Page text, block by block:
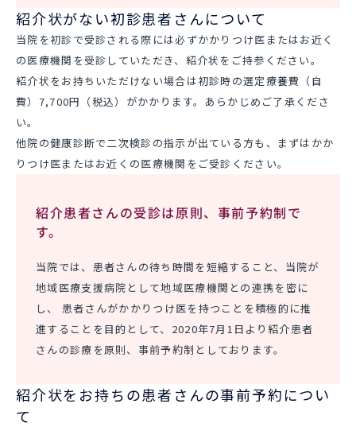
紹介状がない初診患者さんについて
当院を初診で受診される際には必ずかかりつけ医またはお近く
の医療機関を受診していただき、紹介状をご持参ください。
紹介状をお持ちいただけない場合は初診時の選定療養費（自
費）7,700円（税込）がかかります。あらかじめご了承くださ
い。
他院の健康診断で二次検診の指示が出ている方も、まずはかか
りつけ医またはお近くの医療機関をご受診ください。
紹介患者さんの受診は原則、事前予約制で
す。
当院では、患者さんの待ち時間を短縮すること、当院が
地域医療支援病院として地域医療機関との連携を密に
し、 患者さんがかかりつけ医を持つことを積極的に推
進することを目的として、2020年7月1日より紹介患者
さんの診療を原則、事前予約制としております。
紹介状をお持ちの患者さんの事前予約につい
て